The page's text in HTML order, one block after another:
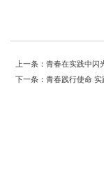
上一条：青春在实践中
下一条：青春践行使命